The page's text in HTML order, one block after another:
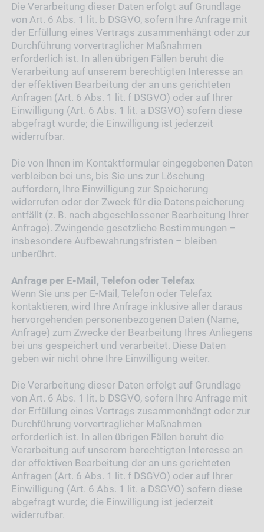
Die Verarbeitung dieser Daten erfolgt auf Grundlage
von Art. 6 Abs. 1 lit. b DSGVO, sofern Ihre Anfrage mit
der Erfüllung eines Vertrags zusammenhängt oder zur
Durchführung vorvertraglicher Maßnahmen
erforderlich ist. In allen übrigen Fällen beruht die
Verarbeitung auf unserem berechtigten Interesse an
der effektiven Bearbeitung der an uns gerichteten
Anfragen (Art. 6 Abs. 1 lit. f DSGVO) oder auf Ihrer
Einwilligung (Art. 6 Abs. 1 lit. a DSGVO) sofern diese
abgefragt wurde; die Einwilligung ist jederzeit
widerrufbar.
Die von Ihnen im Kontaktformular eingegebenen Daten
verbleiben bei uns, bis Sie uns zur Löschung
auffordern, Ihre Einwilligung zur Speicherung
widerrufen oder der Zweck für die Datenspeicherung
entfällt (z. B. nach abgeschlossener Bearbeitung Ihrer
Anfrage). Zwingende gesetzliche Bestimmungen –
insbesondere Aufbewahrungsfristen – bleiben
unberührt.
Anfrage per E-Mail, Telefon oder Telefax
Wenn Sie uns per E-Mail, Telefon oder Telefax
kontaktieren, wird Ihre Anfrage inklusive aller daraus
hervorgehenden personenbezogenen Daten (Name,
Anfrage) zum Zwecke der Bearbeitung Ihres Anliegens
bei uns gespeichert und verarbeitet. Diese Daten
geben wir nicht ohne Ihre Einwilligung weiter.
Die Verarbeitung dieser Daten erfolgt auf Grundlage
von Art. 6 Abs. 1 lit. b DSGVO, sofern Ihre Anfrage mit
der Erfüllung eines Vertrags zusammenhängt oder zur
Durchführung vorvertraglicher Maßnahmen
erforderlich ist. In allen übrigen Fällen beruht die
Verarbeitung auf unserem berechtigten Interesse an
der effektiven Bearbeitung der an uns gerichteten
Anfragen (Art. 6 Abs. 1 lit. f DSGVO) oder auf Ihrer
Einwilligung (Art. 6 Abs. 1 lit. a DSGVO) sofern diese
abgefragt wurde; die Einwilligung ist jederzeit
widerrufbar.